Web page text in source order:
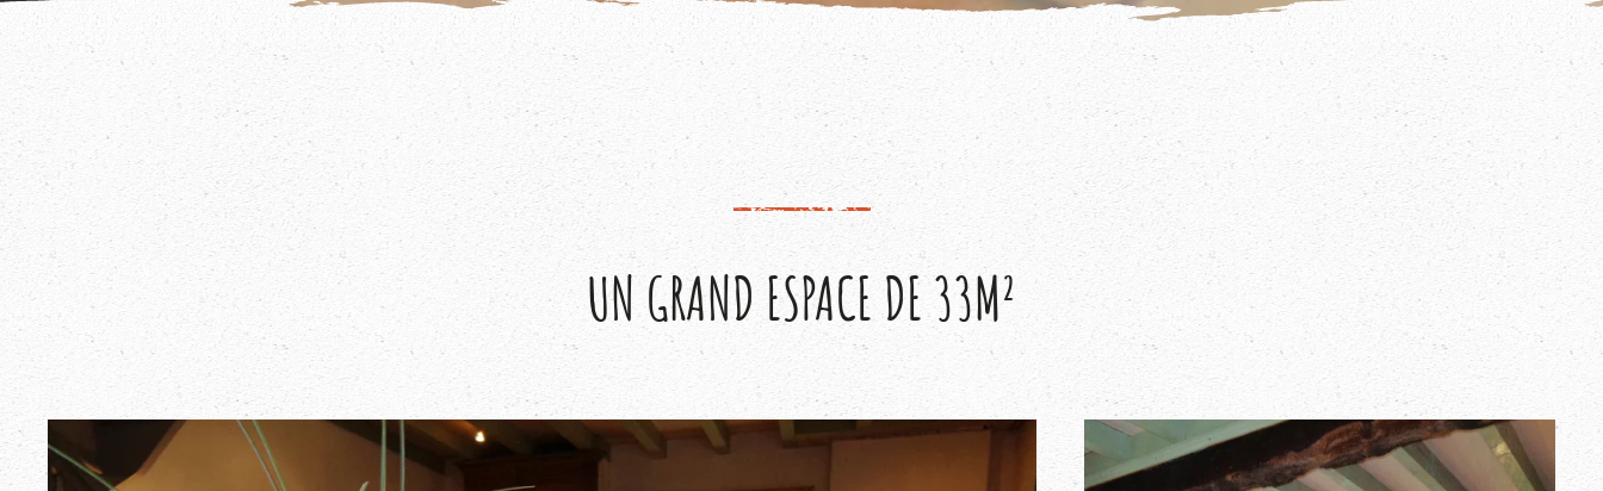
UN GRAND ESPACE DE 33M²